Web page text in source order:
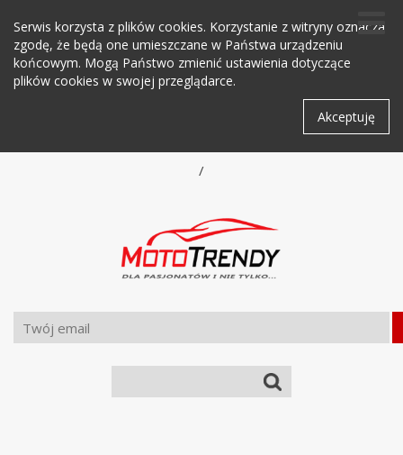
Serwis korzysta z plików cookies. Korzystanie z witryny oznacza
zgodę, że będą one umieszczane w Państwa urządzeniu
końcowym. Mogą Państwo zmienić ustawienia dotyczące
plików cookies w swojej przeglądarce.
Akceptuję
/